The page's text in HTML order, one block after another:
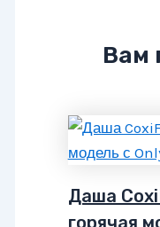
Вам
Даша
горячая